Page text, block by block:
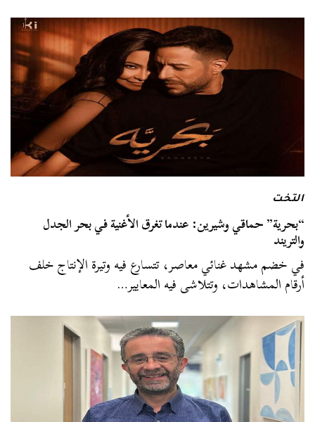
التخت
“بحرية” حماقي وشيرين: عندما تغرق الأغنية في بحر الجدل
والتريند
في خضم مشهد غنائي معاصر، تتسارع فيه وتيرة الإنتاج خلف
أرقام المشاهدات، وتتلاشى فيه المعايير…